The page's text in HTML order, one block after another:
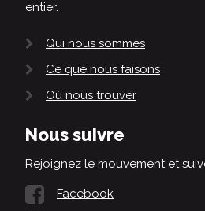
entier.
Qui nous sommes
Ce que nous faisons
Où nous trouver
Nous suivre
Rejoignez le mouvement et
Facebook